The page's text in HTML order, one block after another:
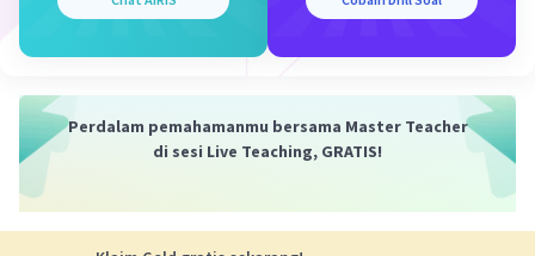
Iklan
Dilihat dari daya beli konsumen, permintaan
Permintaan efektif terjadi ketika
untuk membeli barang atau jasa pada
harga tertentu. Dalam konteks ini,
Perdalam pemahamanmu bersama Master Teacher
di sesi Live Teaching, GRATIS!